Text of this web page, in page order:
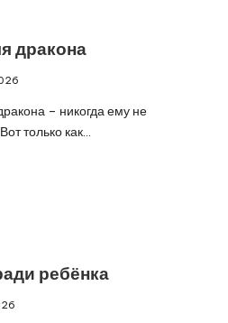
дракона
– никогда ему не
только как…
ребёнка